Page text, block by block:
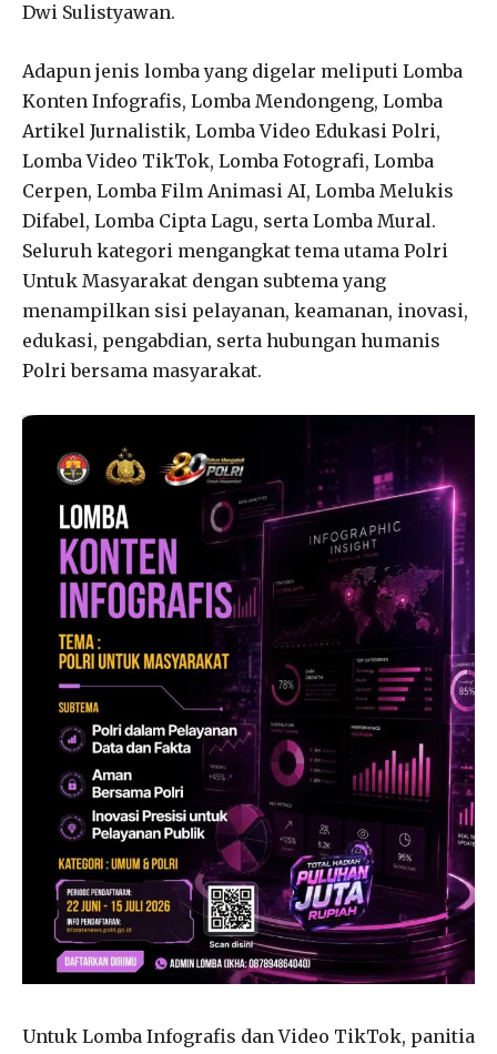
Dwi Sulistyawan.
Adapun jenis lomba yang digelar meliputi Lomba
Konten Infografis, Lomba Mendongeng, Lomba
Artikel Jurnalistik, Lomba Video Edukasi Polri,
Lomba Video TikTok, Lomba Fotografi, Lomba
Cerpen, Lomba Film Animasi AI, Lomba Melukis
Difabel, Lomba Cipta Lagu, serta Lomba Mural.
Seluruh kategori mengangkat tema utama Polri
Untuk Masyarakat dengan subtema yang
menampilkan sisi pelayanan, keamanan, inovasi,
edukasi, pengabdian, serta hubungan humanis
Polri bersama masyarakat.
Untuk Lomba Infografis dan Video TikTok, panitia